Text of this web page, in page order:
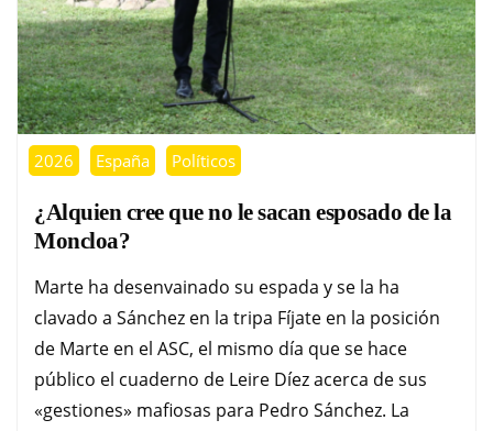
2026 España Políticos
¿Alquien cree que no le sacan esposado de la
Moncloa?
Marte ha desenvainado su espada y se la ha
clavado a Sánchez en la tripa Fíjate en la posición
de Marte en el ASC, el mismo día que se hace
público el cuaderno de Leire Díez acerca de sus
«gestiones» mafiosas para Pedro Sánchez. La